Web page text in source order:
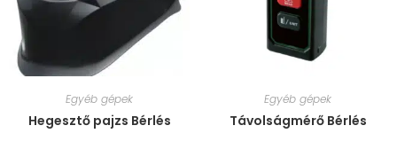
Egyéb gépek
Hegesztő pajzs Bérlés
Egyéb gépek
Távolságmérő Bérlés